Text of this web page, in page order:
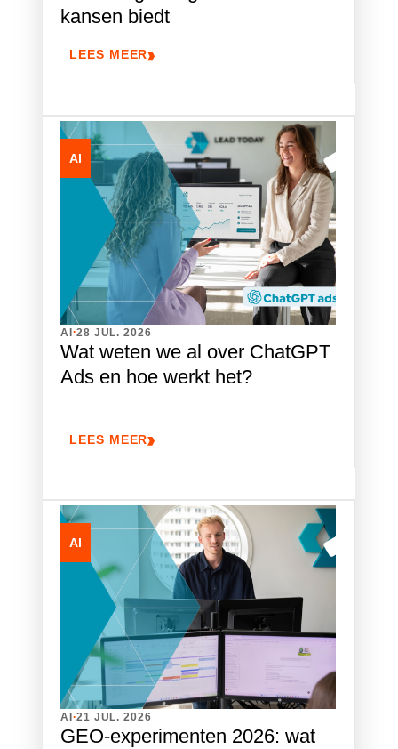
kansen biedt
LEES MEER
AI
AI.28 JUL. 2026
Wat weten we al over ChatGPT
Ads en hoe werkt het?
LEES MEER
AI
AI .21 JUL. 2026
GEO-experimenten 2026: wat